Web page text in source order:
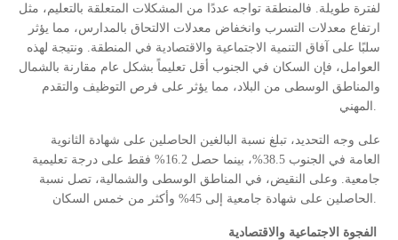
لفترة طويلة. فالمنطقة تواجه عددًا من المشكلات المتعلقة بالتعليم، مثل
ارتفاع معدلات التسرب وانخفاض معدلات الالتحاق بالمدارس، مما يؤثر
سلبًا على آفاق التنمية الاجتماعية والاقتصادية في المنطقة. ونتيجة لهذه
العوامل، فإن السكان في الجنوب أقل تعليماً بشكل عام مقارنة بالشمال
والمناطق الوسطى من البلاد، مما يؤثر على فرص التوظيف والتقدم
المهني
على وجه التحديد، تبلغ نسبة البالغين الحاصلين على شهادة الثانوية
العامة في الجنوب 38.5%، بينما حصل 16.2% فقط على درجة تعليمية
جامعية. وعلى النقيض، في المناطق الوسطى والشمالية، تصل نسبة
الحاصلين على شهادة جامعية إلى 45% وأكثر من خمس السكان
الفجوة الاجتماعية والاقتصادية